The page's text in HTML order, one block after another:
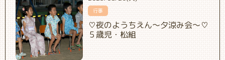
行事
♡夜のようちえん～夕涼み会～♡
５歳児・松組